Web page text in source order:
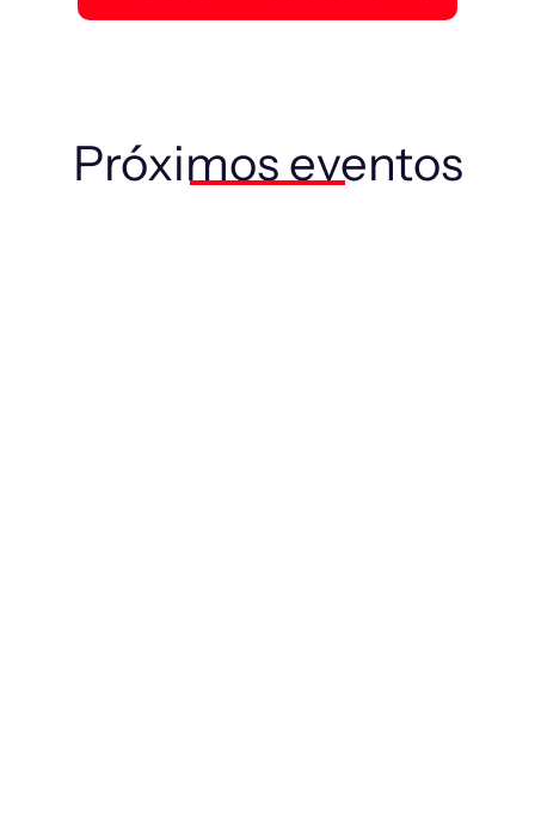
Próximos eventos